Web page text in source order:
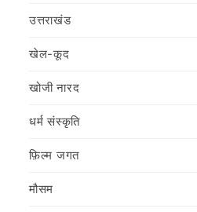
उत्तराखंड
खेल-कूद
खोजी नारद
धर्म संस्कृति
फ़िल्‍म जगत
मौसम